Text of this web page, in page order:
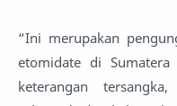
“Ini merupakan
etomidate di Sumatera
keterangan